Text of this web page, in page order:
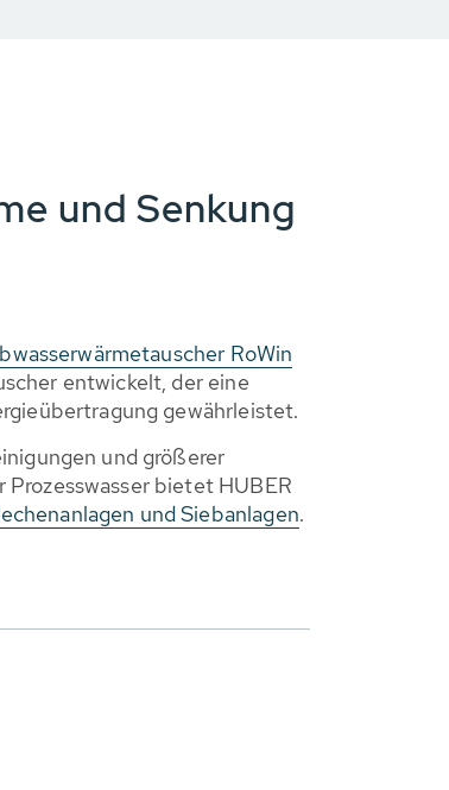
und Senkung
RoWin
entwickelt, der eine
gewährleistet.
und größerer
bietet HUBER
und Siebanlagen.